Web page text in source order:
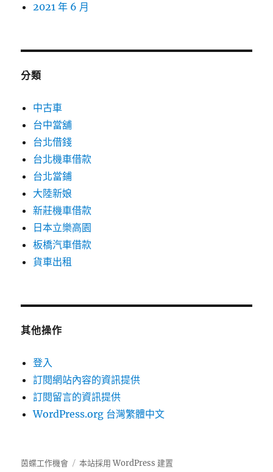
2021 年 6 月
分類
中古車
台中當舖
台北借錢
台北機車借款
台北當鋪
大陸新娘
新莊機車借款
日本立樂高園
板橋汽車借款
貨車出租
其他操作
登入
訂閱網站內容的資訊提供
訂閱留言的資訊提供
WordPress.org 台灣繁體中文
茵蝶工作機會 本站採用 WordPress 建置